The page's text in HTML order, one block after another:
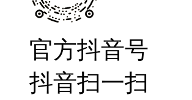
官方抖音号
抖音扫一扫